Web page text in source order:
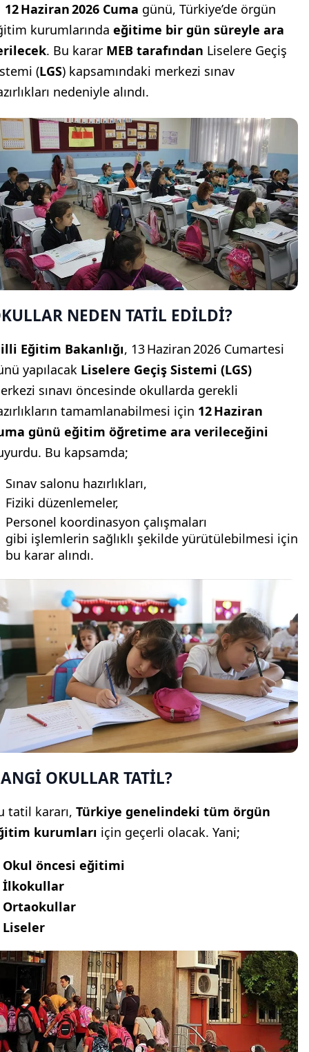
12 Haziran 2026 Cuma günü, Türkiye’de örgün
kurumlarında eğitime bir gün süreyle ara
. Bu karar MEB tarafından Liselere Geçiş
(LGS) kapsamındaki merkezi sınav
nedeniyle alındı.
NEDEN TATİL EDİLDİ?
Eğitim Bakanlığı, 13 Haziran 2026 Cumartesi
yapılacak Liselere Geçiş Sistemi (LGS)
sınavı öncesinde okullarda gerekli
tamamlanabilmesi için 12 Haziran
günü eğitim öğretime ara verileceğini
Bu kapsamda;
Sınav salonu hazırlıkları,
Fiziki düzenlemeler,
Personel koordinasyon çalışmaları
gibi işlemlerin sağlıklı şekilde yürütülebilmesi için
bu karar alındı.
OKULLAR TATİL?
tatil kararı, Türkiye genelindeki tüm örgün
kurumları için geçerli olacak. Yani;
Okul öncesi eğitimi
İlkokullar
Ortaokullar
Liseler